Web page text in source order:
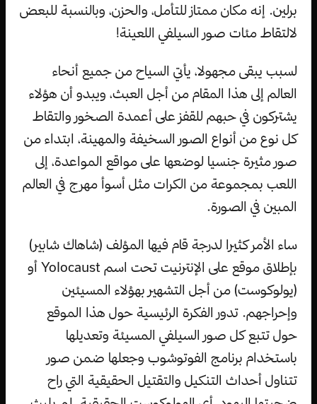
برلين. إنه مكان ممتاز للتأمل، والحزن، وبالنسبة للبعض
لالتقاط مئات صور السيلفي اللعينة!
لسبب يبقى مجهولا، يأتي السياح من جميع أنحاء
العالم إلى هذا المقام من أجل العبث، ويبدو أن هؤلاء
يشتركون في حبهم للقفز على أعمدة الصخور والتقاط
كل نوع من أنواع الصور السخيفة والمهينة، ابتداء من
صور مثيرة جنسيا لوضعها على مواقع المواعدة، إلى
اللعب بمجموعة من الكرات مثل أسوأ مهرج في العالم
المبين في الصورة.
ساء الأمر كثيرا لدرجة قام فيها المؤلف (شاهاك شابير)
بإطلاق موقع على الإنترنيت تحت اسم Yolocaust أو
(يولوكوست) من أجل التشهير بهؤلاء المسيئين
وإحراجهم. تدور الفكرة الرئيسية حول هذا الموقع
حول تتبع كل صور السيلفي المسيئة وتعديلها
باستخدام برنامج الفوتوشوب وجعلها ضمن صور
تتناول أحداث التنكيل والتقتيل الحقيقية التي راح